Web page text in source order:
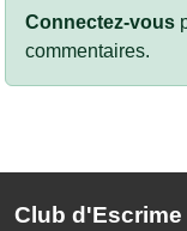
Connectez-vous
commentaires.
Club